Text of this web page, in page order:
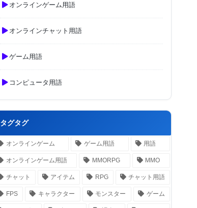
オンラインゲーム用語
オンラインチャット用語
ゲーム用語
コンピュータ用語
タグタグ
オンラインゲーム ゲーム用語 用語
オンラインゲーム用語 MMORPG MMO
チャット アイテム RPG チャット用語
FPS キャラクター モンスター ゲーム